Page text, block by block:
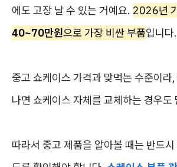
에도 고장 날 수 있는 거예요. 2026년
40~70만원으로 가장 비싼 부품입니다.
중고 쇼케이스 가격과 맞먹는 수준이라
나면 쇼케이스 자체를 교체하는 경우도
따라서 중고 제품을 알아볼 때는 반드